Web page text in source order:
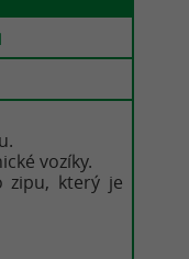
vozíky.
zipu, který je